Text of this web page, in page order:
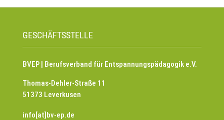
GESCHÄFTSSTELLE
BVEP | Berufsverband für Entspannungspädagogik e.V.
Thomas-Dehler-Straße 11
51373 Leverkusen
info[at]bv-ep.de